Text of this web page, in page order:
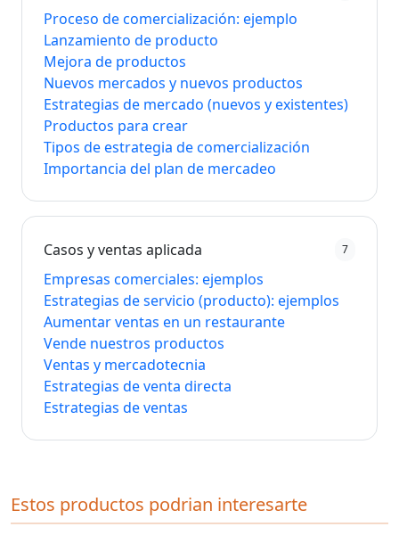
Proceso de comercialización: ejemplo
Lanzamiento de producto
Mejora de productos
Nuevos mercados y nuevos productos
Estrategias de mercado (nuevos y existentes)
Productos para crear
Tipos de estrategia de comercialización
Importancia del plan de mercadeo
Casos y ventas aplicada 7
Empresas comerciales: ejemplos
Estrategias de servicio (producto): ejemplos
Aumentar ventas en un restaurante
Vende nuestros productos
Ventas y mercadotecnia
Estrategias de venta directa
Estrategias de ventas
Estos productos podrian interesarte